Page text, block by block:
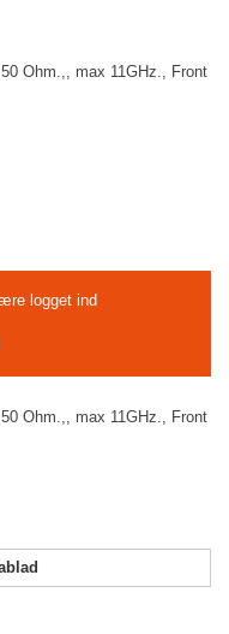
Ohm.,, max 11GHz., Front
logget ind
Ohm.,, max 11GHz., Front